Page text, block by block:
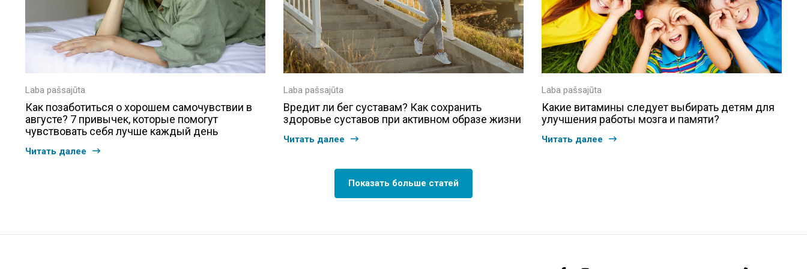
Laba pašsajūta
Как позаботиться о хорошем самочувствии в
августе? 7 привычек, которые помогут
чувствовать себя лучше каждый день
Читать далее
Laba pašsajūta
Вредит ли бег суставам? Как сохранить
здоровье суставов при активном образе жизни
Читать далее
Laba pašsajūta
Какие витамины следует выбирать детям для
улучшения работы мозга и памяти?
Читать далее
Показать больше статей